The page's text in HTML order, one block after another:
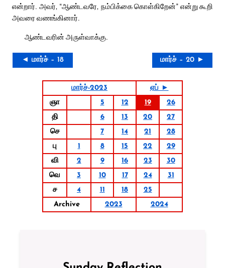
என்றார். அவர், “ஆண்டவரே, நம்பிக்கை கொள்கிறேன்” என்று கூறி
அவரை வணங்கினார்.
ஆண்டவரின் அருள்வாக்கு.
◄ மார்ச் – 18 மார்ச் – 20 ►
மார்ச்-2023
ஏப் ►
ஞா
5 12 19
26
தி
6 13 20
27
செ
7 14 21
28
பு
1 8 15 22
29
வி
2 9 16 23
30
வெ
3 10 17 24
31
ச
4 11 18
25
Archive
2023 2024